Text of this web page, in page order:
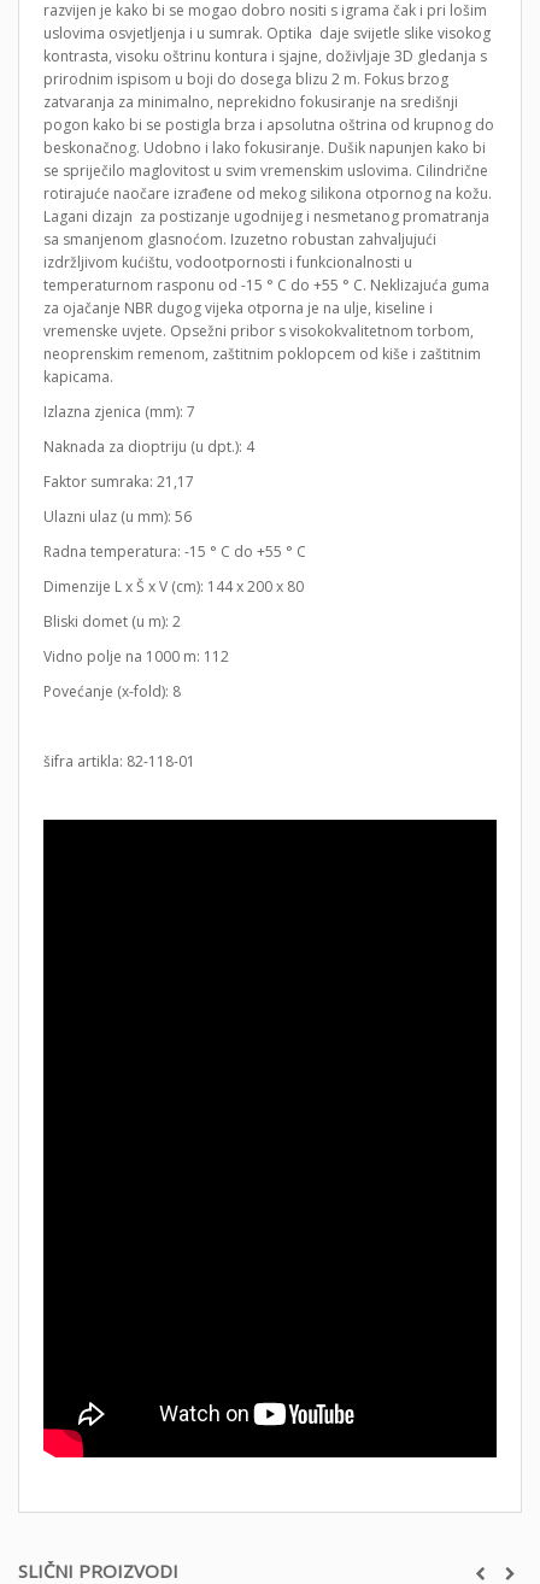
SLIČNI PROIZVODI
razvijen je kako bi se mogao dobro nositi s igrama čak i pri lošim
uslovima osvjetljenja i u sumrak. Optika daje svijetle slike visokog
kontrasta, visoku oštrinu kontura i sjajne, doživljaje 3D gledanja s
prirodnim ispisom u boji do dosega blizu 2 m. Fokus brzog
zatvaranja za minimalno, neprekidno fokusiranje na središnji
pogon kako bi se postigla brza i apsolutna oštrina od krupnog do
beskonačnog. Udobno i lako fokusiranje. Dušik napunjen kako bi
se spriječilo maglovitost u svim vremenskim uslovima. Cilindrične
rotirajuće naočare izrađene od mekog silikona otpornog na kožu.
Lagani dizajn za postizanje ugodnijeg i nesmetanog promatranja
sa smanjenom glasnoćom. Izuzetno robustan zahvaljujući
izdržljivom kućištu, vodootpornosti i funkcionalnosti u
temperaturnom rasponu od -15 ° C do +55 ° C. Neklizajuća guma
za ojačanje NBR dugog vijeka otporna je na ulje, kiseline i
vremenske uvjete. Opsežni pribor s visokokvalitetnom torbom,
neoprenskim remenom, zaštitnim poklopcem od kiše i zaštitnim
kapicama.
Izlazna zjenica (mm): 7
Naknada za dioptriju (u dpt.): 4
Faktor sumraka: 21,17
Ulazni ulaz (u mm): 56
Radna temperatura: -15 ° C do +55 ° C
Dimenzije L x Š x V (cm): 144 x 200 x 80
Bliski domet (u m): 2
Vidno polje na 1000 m: 112
Povećanje (x-fold): 8
šifra artikla: 82-118-01